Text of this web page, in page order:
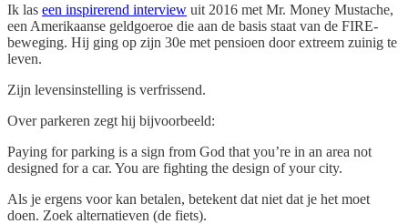
Ik las een inspirerend interview uit 2016 met Mr. Money Mustache,
een Amerikaanse geldgoeroe die aan de basis staat van de FIRE-
beweging. Hij ging op zijn 30e met pensioen door extreem zuinig te
leven.
Zijn levensinstelling is verfrissend.
Over parkeren zegt hij bijvoorbeeld:
Paying for parking is a sign from God that you’re in an area not
designed for a car. You are fighting the design of your city.
Als je ergens voor kan betalen, betekent dat niet dat je het moet
doen. Zoek alternatieven (de fiets).